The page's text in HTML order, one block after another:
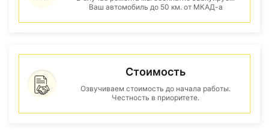
Ваш автомобиль до 50 км. от МКАД-а
Стоимость
Озвучиваем стоимость до начала работы.
Честность в приоритете.